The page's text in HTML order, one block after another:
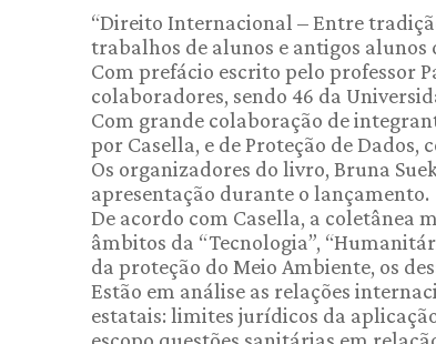
“Direito Internacional – Entre
trabalhos de alunos e antigos alunos
Com prefácio escrito pelo professor
colaboradores, sendo 46 da
Com grande colaboração de
por Casella, e de Proteção de
Os organizadores do livro, Bruna
apresentação durante o lançamento.
De acordo com Casella, a coletânea
âmbitos da “Tecnologia”,
da proteção do Meio Ambiente, os
Estão em análise as relações
estatais: limites jurídicos da